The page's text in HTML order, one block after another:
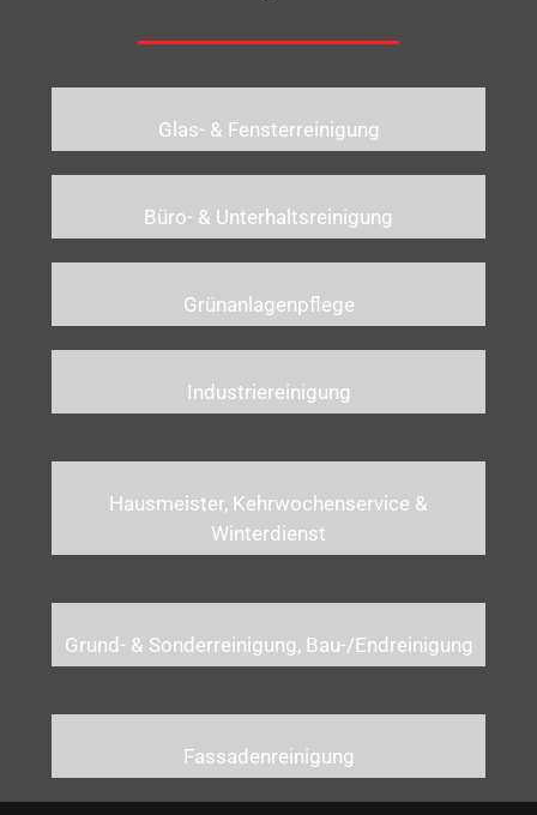
Glas- & Fensterreinigung
Büro- & Unterhaltsreinigung
Grünanlagenpflege
Industriereinigung
Hausmeister, Kehrwochenservice &
Winterdienst
Grund- & Sonderreinigung, Bau-/Endreinigung
Fassadenreinigung